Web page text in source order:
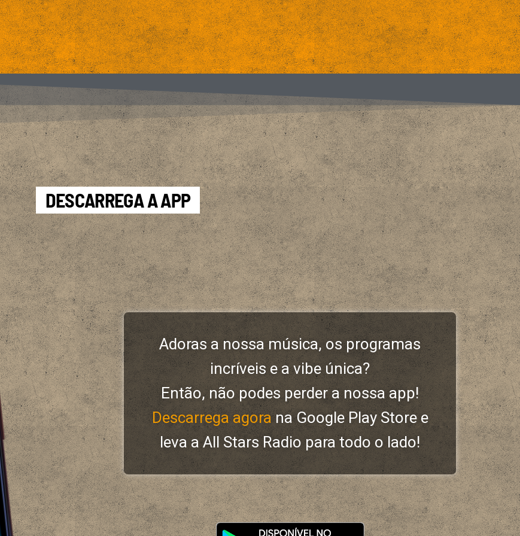
DESCARREGA A APP
Adoras a nossa música, os programas
incríveis e a vibe única?
Então, não podes perder a nossa app!
Descarrega agorana Google Play Store e
leva a All Stars Radio para todo o lado!